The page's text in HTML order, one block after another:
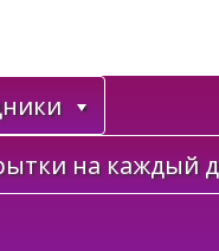
на каждый